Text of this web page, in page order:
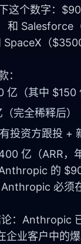
这个数字：
和 Salesforce
SpaceX（
：
亿（其中 $150
完全稀释后）
投资方跟投 +
亿（ARR，
的
必须
：Anthropic
企业客户中的